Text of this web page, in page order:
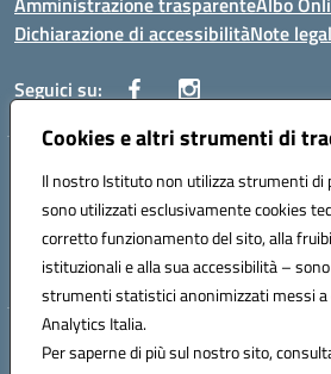
Cookies e altri strumenti di
Il nostro Istituto non utilizza strumenti di
sono utilizzati esclusivamente cookies
corretto funzionamento del sito, alla
istituzionali e alla sua accessibilità –
strumenti statistici anonimizzati messi a
Analytics Italia.
Per saperne di più sul nostro sito,
Dichiarazione di accessibilitàNote
Seguici su:
VIALE ITALIA , 13 91011 ALCAMO (TP)
Codice univoco ufficio: UF3YCL
Mail: TPIC81100Q@istruzione.it | PEC:
Codice meccanografico: TPIC81100Q |
Hosting & Powered by 3D